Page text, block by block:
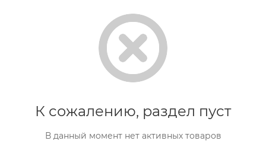
К сожалению, раздел пуст
В данный момент нет активных товаров